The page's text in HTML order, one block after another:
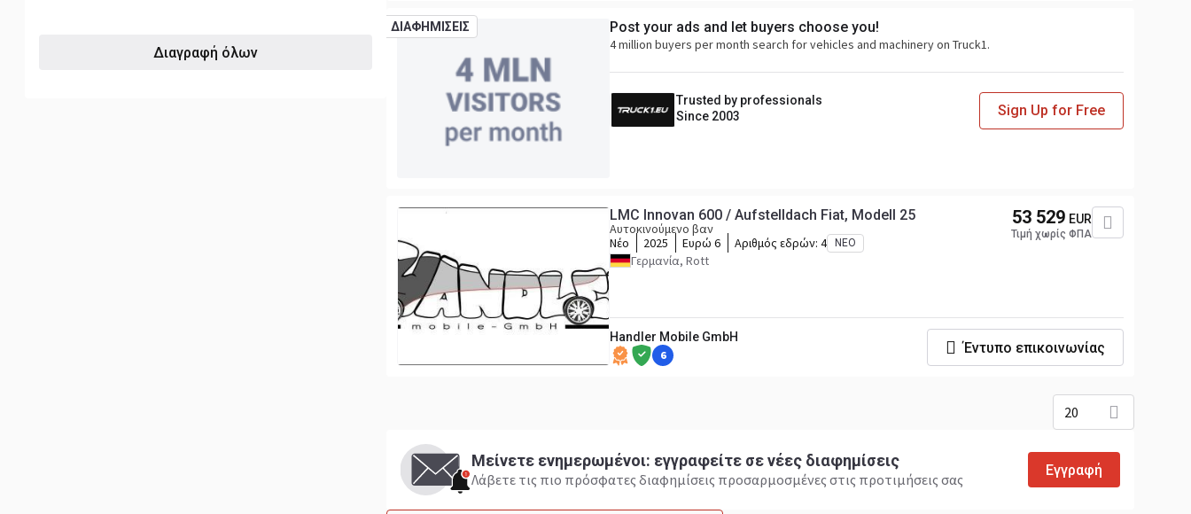
Διαγραφή όλων
ΔΙΑΦΗΜΙΣΕΙΣ Post your ads and let buyers choose you!
4 million buyers per month search for vehicles and machinery on Truck1.
Trusted by professionals
Since 2003
Sign Up for Free
LMC Innovan 600 / Aufstelldach Fiat, Modell 25
Αυτοκινούμενο βαν
Νέο
2025 Ευρώ 6 Αριθμός εδρών: 4 ΝΈΟ
Γερμανία, Rott
53 529 EUR
Τιμή χωρίς ΦΠΑ
Handler Mobile GmbH
6 Έντυπο επικοινωνίας
20
Μείνετε ενημερωμένοι: εγγραφείτε σε νέες διαφημίσεις
Λάβετε τις πιο πρόσφατες διαφημίσεις προσαρμοσμένες στις προτιμήσεις σας
Εγγραφή